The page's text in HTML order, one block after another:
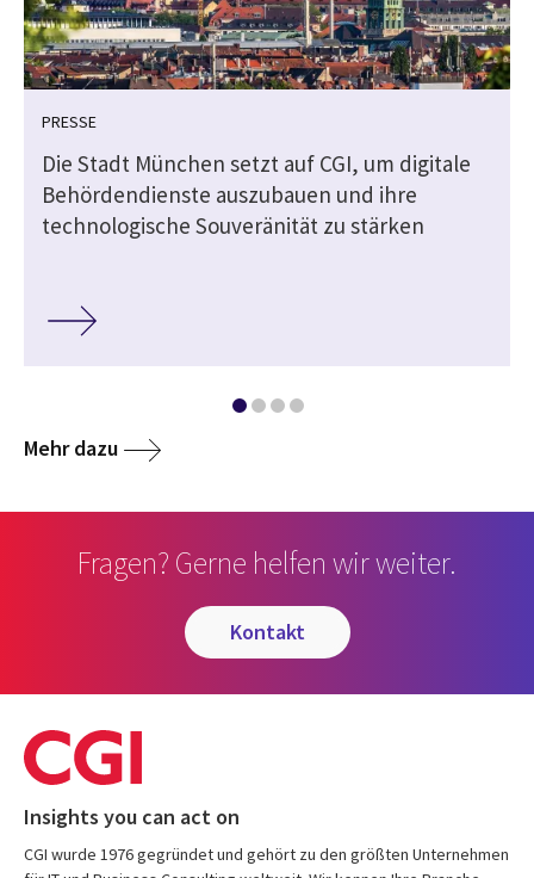
PRESSE
Die Stadt München setzt auf CGI, um digitale
Behördendienste auszubauen und ihre
technologische Souveränität zu stärken
Mehr dazu
Fragen? Gerne helfen wir weiter.
kontakt
Insights you can act on
CGI wurde 1976 gegründet und gehört zu den größten Unternehmen